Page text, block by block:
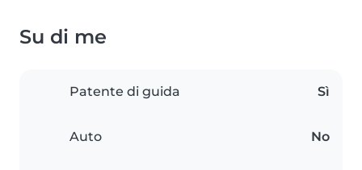
Su di me
Patente di guida Sì
Auto No